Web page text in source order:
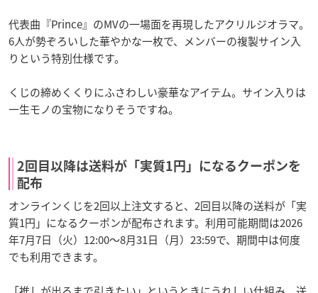
代表曲『Prince』のMVの一場面を再現したアクリルジオラマ。
6人が勢ぞろいした華やかな一枚で、メンバーの複製サイン入
りという特別仕様です。
くじの締めくくりにふさわしい豪華なアイテム。サイン入りは
一生モノの宝物になりそうですね。
2回目以降は送料が「実質1円」になるクーポンを
配布
オンラインくじを2回以上注文すると、2回目以降の送料が「実
質1円」になるクーポンが配布されます。利用可能期間は2026
年7月7日（火）12:00〜8月31日（月）23:59で、期間中は何度
でも利用できます。